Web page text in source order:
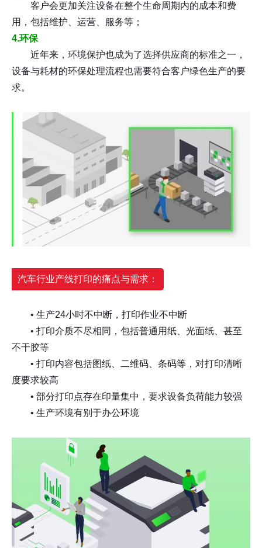
客户会更加关注设备在整个生命周期内的成本和费
用，包括维护、运营、服务等；
4.环保
近年来，环境保护也成为了选择供应商的标准之一，
设备与耗材的环保处理流程也需要符合客户绿色生产的要
求。
汽车行业产线打印的痛点与需求：
• 生产24小时不中断，打印作业不中断
• 打印介质不尽相同，包括普通用纸、光面纸、甚至
不干胶等
• 打印内容包括图纸、二维码、条码等，对打印清晰
度要求较高
• 部分打印点存在印量集中，要求设备负荷能力较强
• 生产环境有别于办公环境